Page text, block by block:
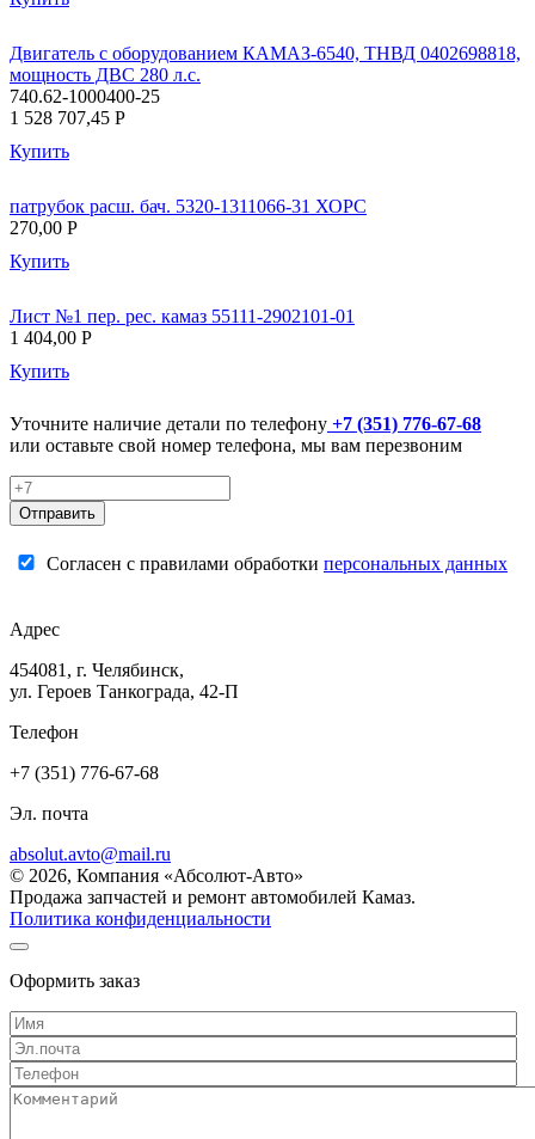
Двигатель с оборудованием КАМАЗ-6540, ТНВД 0402698818,
мощность ДВС 280 л.с.
740.62-1000400-25
1 528 707,45 P
Купить
патрубок расш. бач. 5320-1311066-31 ХОРС
270,00 P
Купить
Лист №1 пер. рес. камаз 55111-2902101-01
1 404,00 P
Купить
Уточните наличие детали по телефону +7 (351) 776-67-68
или оставьте свой номер телефона, мы вам перезвоним
Отправить
Согласен с правилами обработки персональных данных
Адрес
454081, г. Челябинск,
ул. Героев Танкограда, 42-П
Телефон
+7 (351) 776-67-68
Эл. почта
absolut.avto@mail.ru
© 2026, Компания «Абсолют-Авто»
Продажа запчастей и ремонт автомобилей Камаз.
Политика конфиденциальности
Оформить заказ